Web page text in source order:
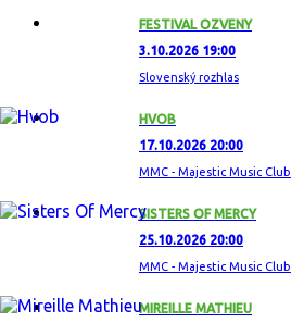
FESTIVAL OZVENY
3.10.2026 19:00
Slovenský rozhlas
HVOB
17.10.2026 20:00
MMC - Majestic Music Club
SISTERS OF MERCY
25.10.2026 20:00
MMC - Majestic Music Club
MIREILLE MATHIEU